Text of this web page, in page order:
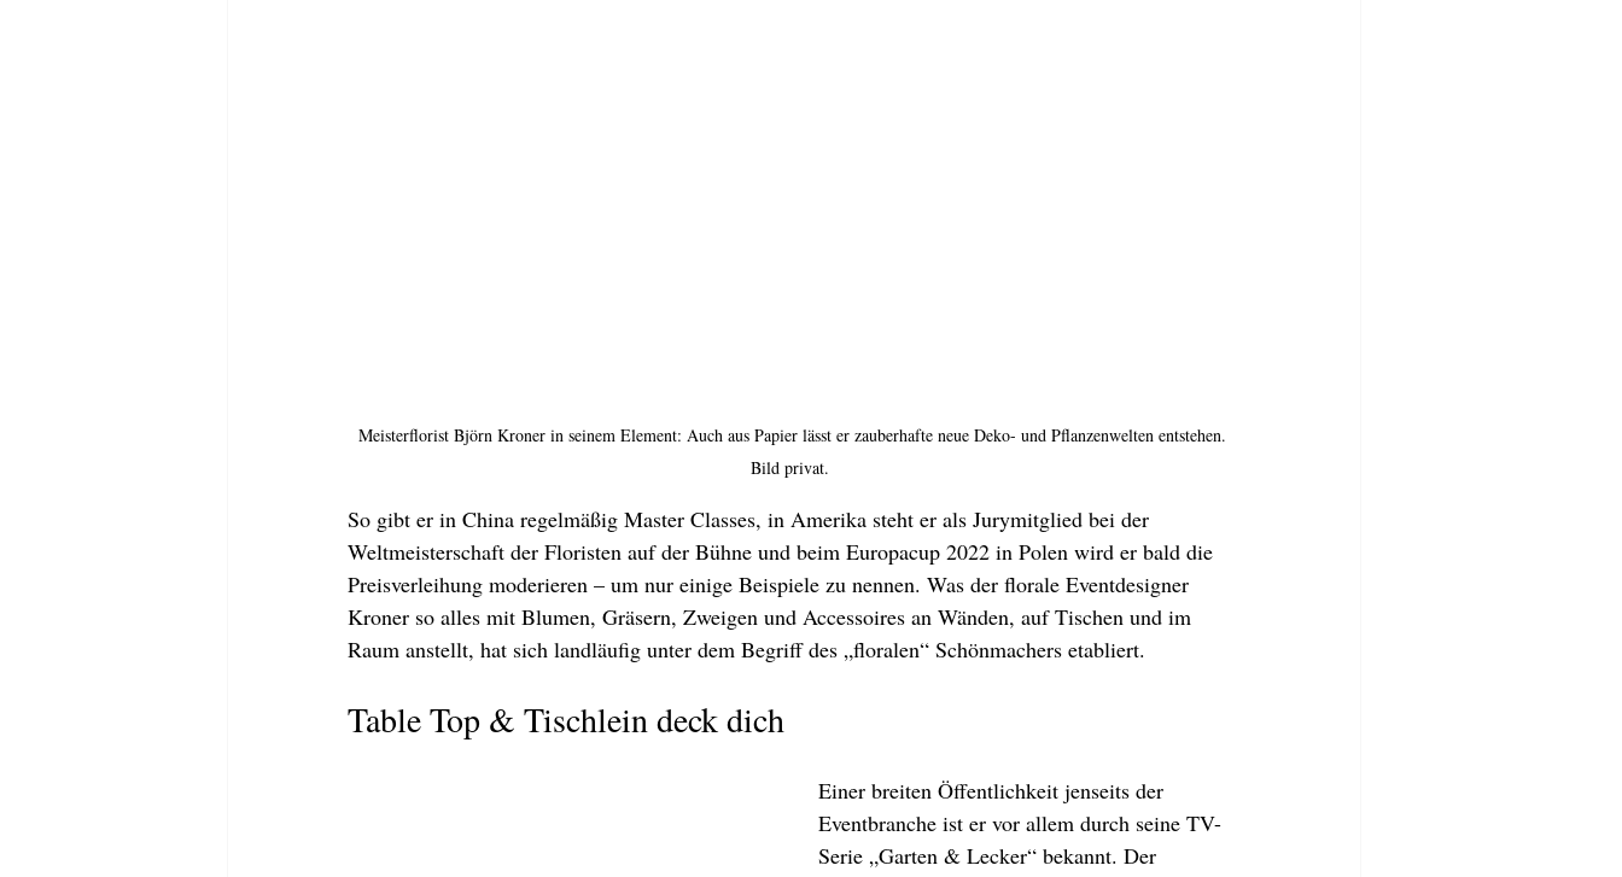
Meisterflorist Björn Kroner in seinem Element: Auch aus Papier lässt er zauberhafte neue Deko- und Pflanzenwelten entstehen.
Bild privat.
So gibt er in China regelmäßig Master Classes, in Amerika steht er als Jurymitglied bei der
Weltmeisterschaft der Floristen auf der Bühne und beim Europacup 2022 in Polen wird er bald die
Preisverleihung moderieren – um nur einige Beispiele zu nennen. Was der florale Eventdesigner
Kroner so alles mit Blumen, Gräsern, Zweigen und Accessoires an Wänden, auf Tischen und im
Raum anstellt, hat sich landläufig unter dem Begriff des „floralen“ Schönmachers etabliert.
Table Top & Tischlein deck dich
Einer breiten Öffentlichkeit jenseits der
Eventbranche ist er vor allem durch seine TV-
Serie „Garten & Lecker“ bekannt. Der